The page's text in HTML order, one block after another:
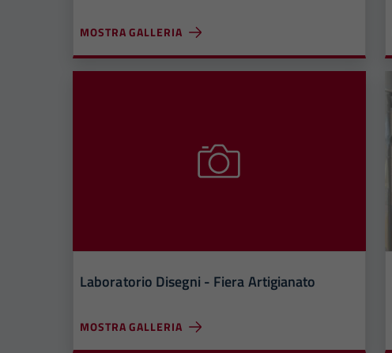
MOSTRA GALLERIA
Laboratorio Disegni - Fiera Artigianato
MOSTRA GALLERIA